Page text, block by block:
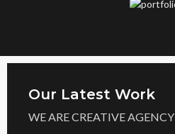
Our Latest Work
WE ARE CREATIVE AGENCY